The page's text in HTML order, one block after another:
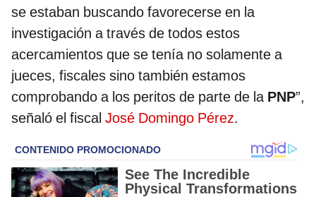
se estaban buscando favorecerse en la
investigación a través de todos estos
acercamientos que se tenía no solamente a
jueces, fiscales sino también estamos
comprobando a los peritos de parte de la PNP”,
señaló el fiscal José Domingo Pérez.